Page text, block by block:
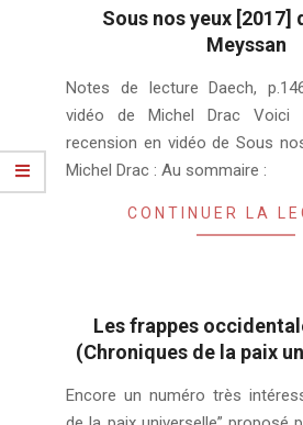
Sous nos yeux [2017]
Meyssan
08-
08
Notes de lecture Daech,
vidéo de Michel Drac Voici
recension en vidéo de Sous
Michel Drac : Au sommaire :
CONTINUER LA
Les frappes
(Chroniques de la paix
04-
Encore un numéro très